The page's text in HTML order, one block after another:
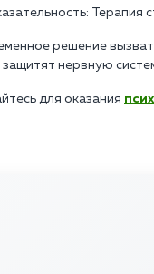
Терапия
решение
нервную
для оказания